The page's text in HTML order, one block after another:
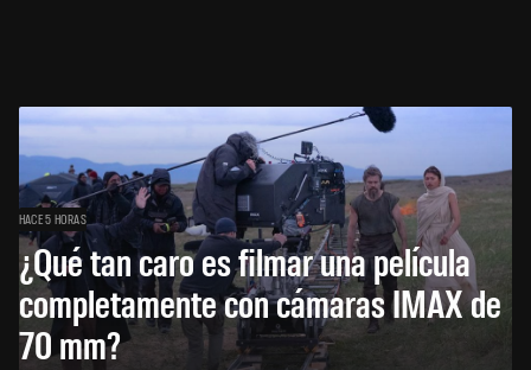
HACE 5 HORAS
¿Qué tan caro es filmar una película
completamente con cámaras IMAX de
70 mm?